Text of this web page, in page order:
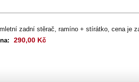
zadní stěrač, ramíno + stírátko, cena
290,00 Kč